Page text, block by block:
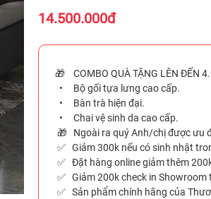
14.500.000đ
🎁 COMBO QUÀ TẶNG LÊN ĐẾN
• Bộ gối tựa lưng cao cấp.
• Bàn trà hiện đại.
• Chai vệ sinh da cao cấp.
🎁 Ngoài ra quý Anh/chị được ưu
✅ Giảm 300k nếu có sinh nhật
✅ Đặt hàng online giảm thêm
✅ Giảm 200k check in Showroom
✅ Sản phẩm chính hãng của